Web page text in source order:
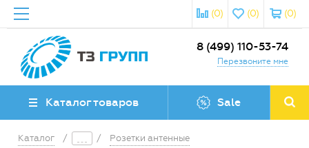
(0)
(0)
(0)
8 (499) 110-53-74
Перезвоните мне
Каталог товаров Sale
Каталог / / Розетки антенные